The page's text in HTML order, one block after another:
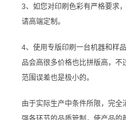
3、如您对印刷色彩有严格要求
请高端定制。
4、使用专版印刷一台机器和样
品会高很多价格也比拼版高，
范围误差也是极小的。
由于实际生产中条件所限，完全